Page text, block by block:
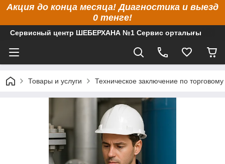
Акция до конца месяца! Диагностика и выезд
0 тенге!
Сервисный центр ШЕБЕРХАНА №1 Сервис орталығы
Товары и услуги Техническое заключение по